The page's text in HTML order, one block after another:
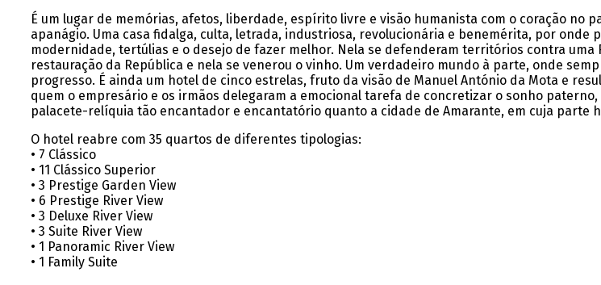
É um lugar de memórias, afetos, liberdade, espírito livre e visão humanista com o coração no
apanágio. Uma casa fidalga, culta, letrada, industriosa, revolucionária e benemérita, por onde
modernidade, tertúlias e o desejo de fazer melhor. Nela se defenderam territórios contra uma
restauração da República e nela se venerou o vinho. Um verdadeiro mundo à parte, onde
progresso. É ainda um hotel de cinco estrelas, fruto da visão de Manuel António da Mota e
quem o empresário e os irmãos delegaram a emocional tarefa de concretizar o sonho
palacete-relíquia tão encantador e encantatório quanto a cidade de Amarante, em cuja parte
O hotel reabre com 35 quartos de diferentes tipologias:
• 7 Clássico
• 11 Clássico Superior
• 3 Prestige Garden View
• 6 Prestige River View
• 3 Deluxe River View
• 3 Suite River View
• 1 Panoramic River View
• 1 Family Suite